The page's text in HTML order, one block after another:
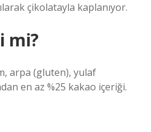
çikolatayla kaplanıyor.
mi?
arpa (gluten), yulaf
en az %25 kakao içeriği.